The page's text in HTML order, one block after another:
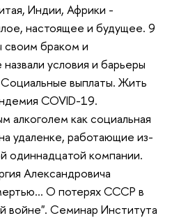
Индии, Африки -
настоящее и будущее. 9
своим браком и
условия и барьеры
выплаты. Жить
COVID-19.
алкоголем как социальная
удаленке, работающие из-
одиннадцатой компании.
Александровича
О потерях СССР в
войне". Семинар Института